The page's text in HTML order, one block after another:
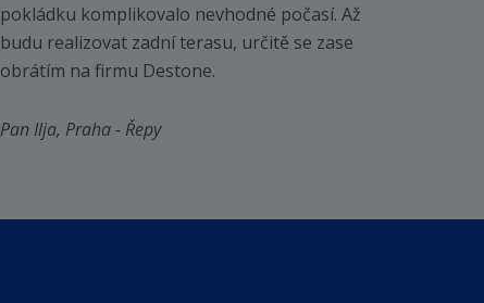
pokládku komplikovalo nevhodné počasí. Až
budu realizovat zadní terasu, určitě se zase
obrátím na firmu Destone.
Pan Ilja, Praha - Řepy